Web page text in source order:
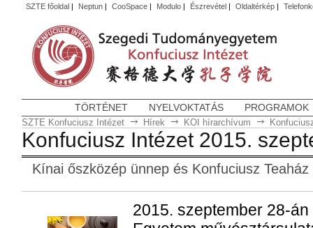
SZTE főoldal| Neptun| CooSpace| Modulo| Észrevétel| Oldaltérkép|
TÖRTÉNET NYELVOKTATÁS PROGRAMOK
SZTE Konfuciusz Intézet Hírek KOI hírarchívum
Konfuciusz Intézet 2015.
Kínai őszközép ünnep és Konfuciusz Teaház
2015. szeptember 28-